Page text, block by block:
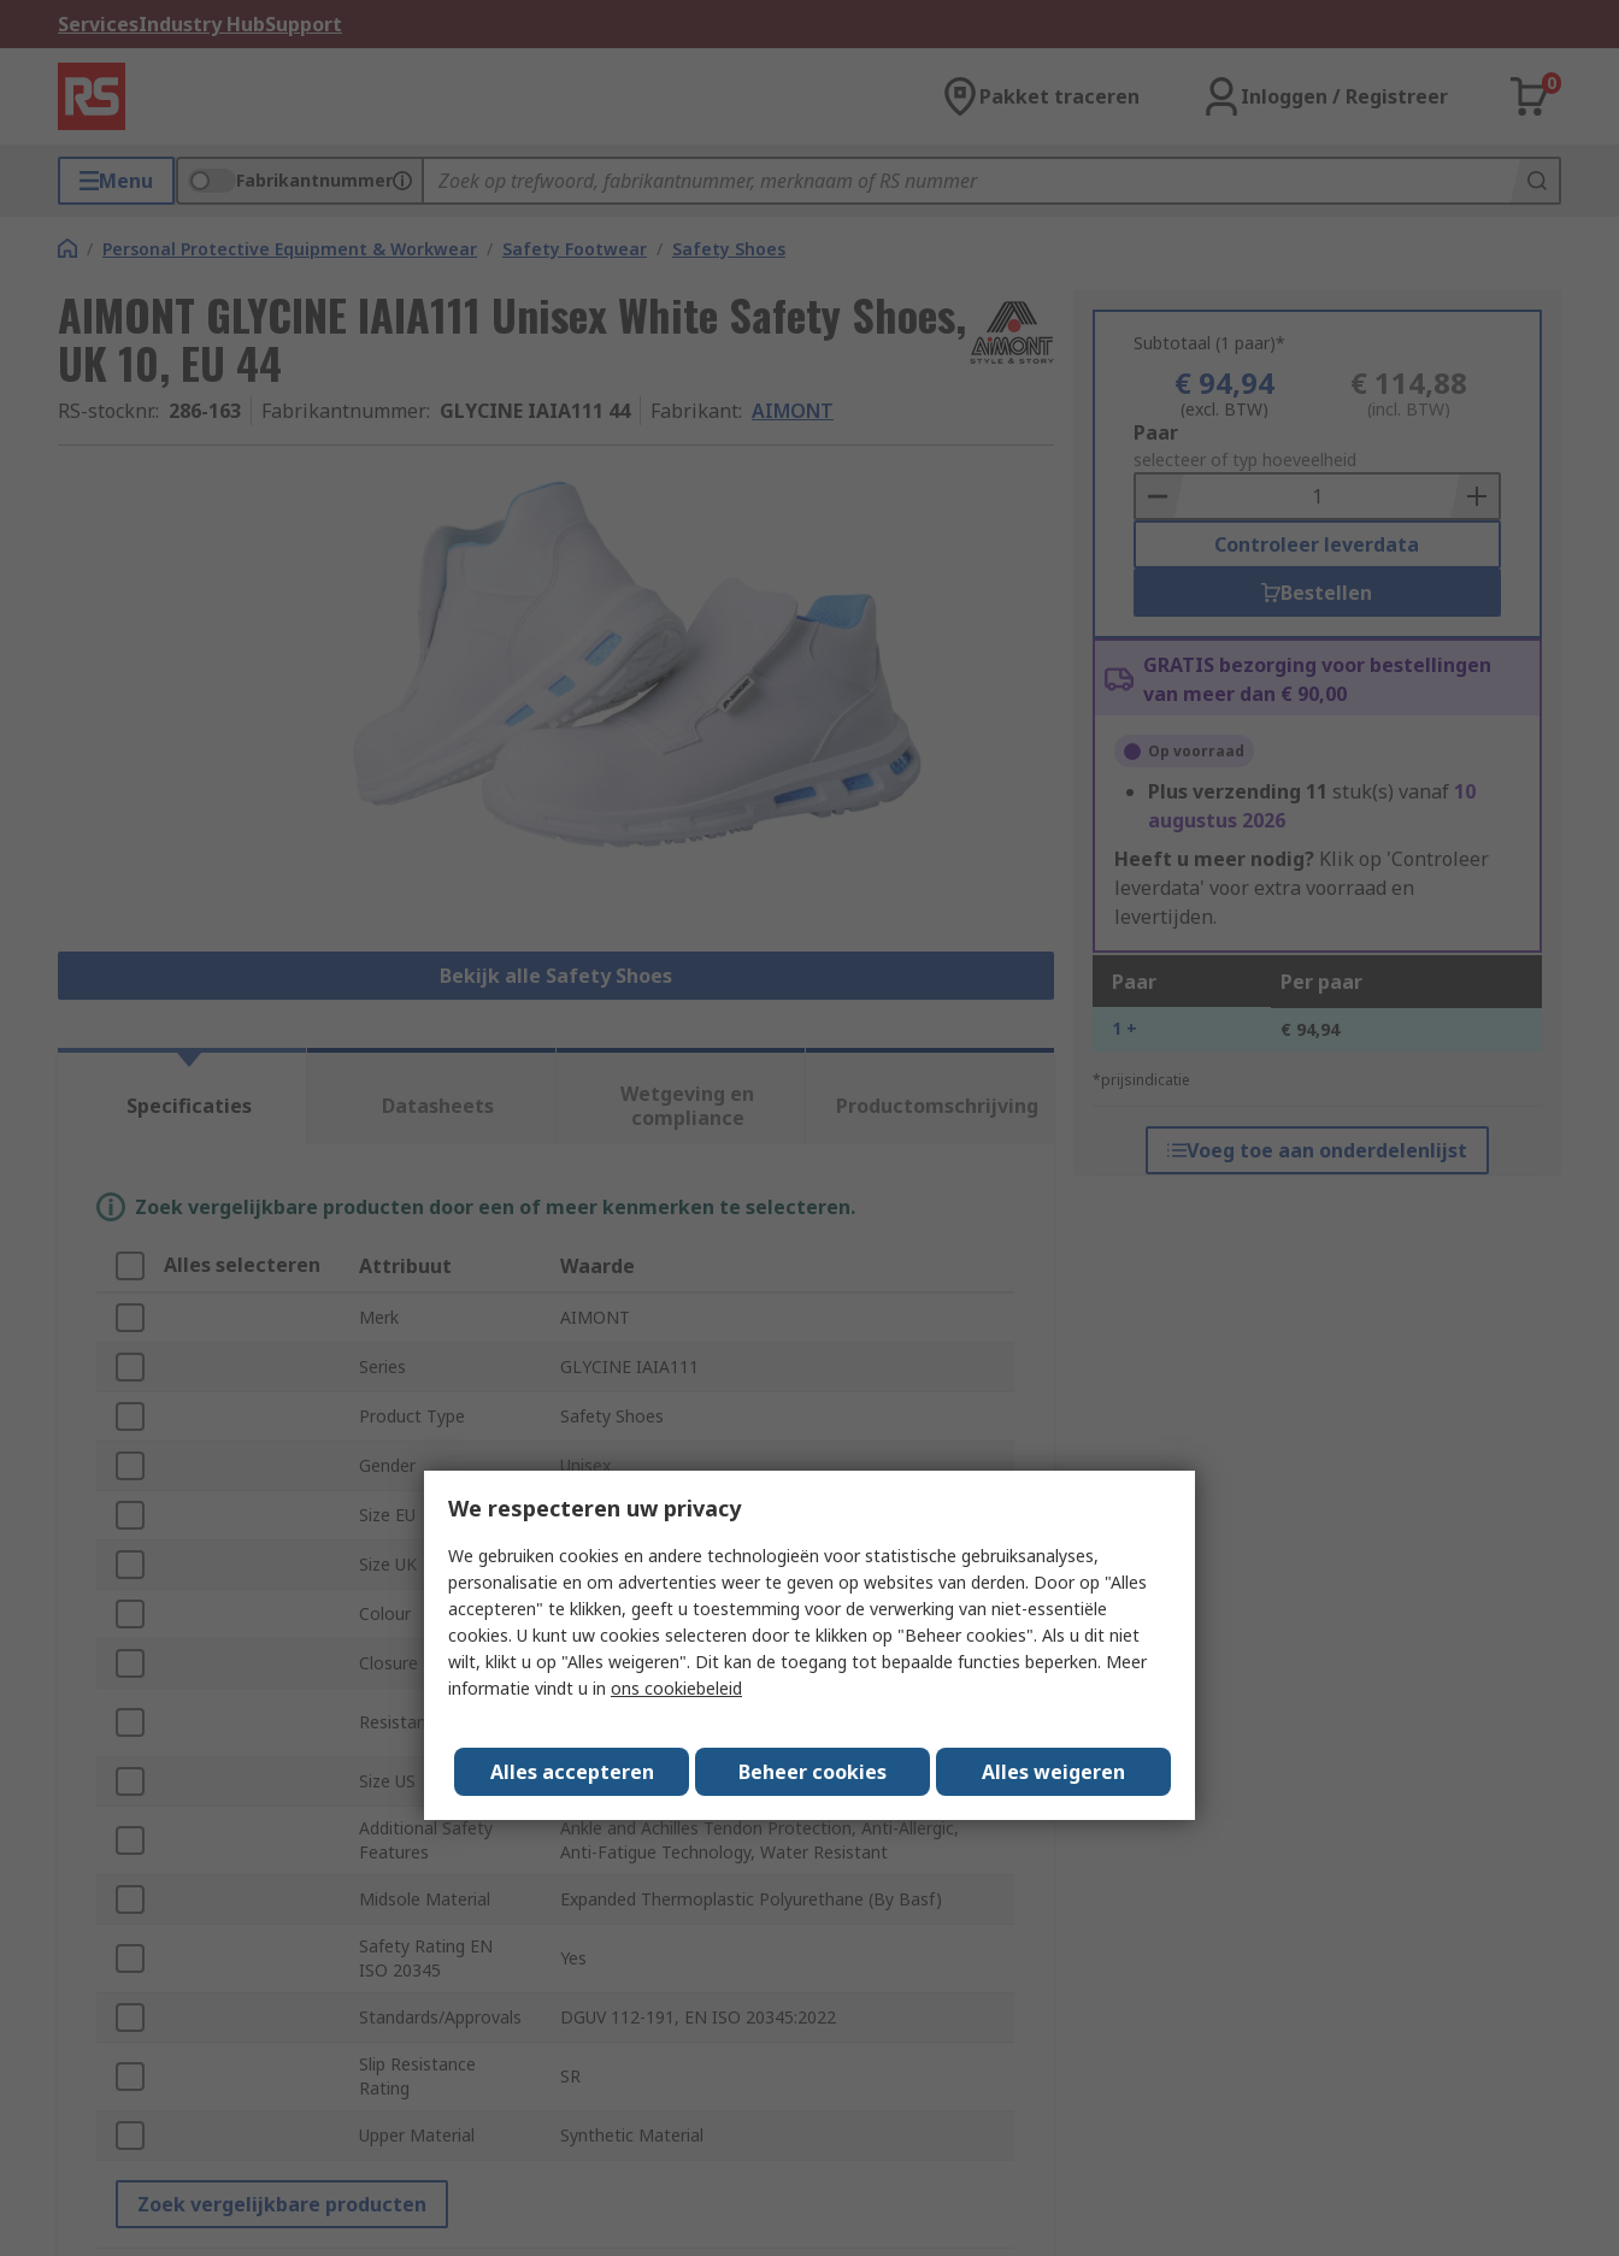
ServicesIndustry HubSupport
Pakket traceren Inloggen / Registreer
0
Menu Fabrikantnummer
/ Personal Protective Equipment & Workwear / Safety Footwear / Safety Shoes
AIMONT GLYCINE IAIA111 Unisex White Safety Shoes,
UK 10, EU 44
RS-stocknr.: 286-163 Fabrikantnummer: GLYCINE IAIA111 44 Fabrikant: AIMONT
Bekijk alle Safety Shoes
Subtotaal (1 paar)*
€ 94,94
(excl. BTW)
€ 114,88
(incl. BTW)
Add
to
Basket
Paar
selecteer of typ hoeveelheid
Controleer leverdata
Bestellen
GRATIS bezorging voor bestellingen
van meer dan € 90,00
Op voorraad
Plus verzending 11 stuk(s) vanaf 10
augustus 2026
Heeft u meer nodig? Klik op 'Controleer
leverdata' voor extra voorraad en
levertijden.
Paar Per paar
1 + € 94,94
*prijsindicatie
Voeg toe aan onderdelenlijst
Specificaties Datasheets
Wetgeving en
compliance
Productomschrijving
Zoek vergelijkbare producten door een of meer kenmerken te selecteren.
Alles selecteren Attribuut Waarde
Merk AIMONT
Series GLYCINE IAIA111
Product Type Safety Shoes
Gender Unisex
Size EU 44
Size UK 10
Colour White
Closure Type Elastic Band
Resistance Features
Size US 11
Additional Safety
Features
Ankle and Achilles Tendon Protection, Anti-Allergic,
Anti-Fatigue Technology, Water Resistant
Midsole Material Expanded Thermoplastic Polyurethane (By Basf)
Safety Rating EN
ISO 20345
Yes
Standards/Approvals DGUV 112-191, EN ISO 20345:2022
Slip Resistance
Rating
SR
Upper Material Synthetic Material
Zoek vergelijkbare producten
We respecteren uw privacy
We gebruiken cookies en andere technologieën voor statistische gebruiksanalyses,
personalisatie en om advertenties weer te geven op websites van derden. Door op "Alles
accepteren" te klikken, geeft u toestemming voor de verwerking van niet-essentiële
cookies. U kunt uw cookies selecteren door te klikken op "Beheer cookies". Als u dit niet
wilt, klikt u op "Alles weigeren". Dit kan de toegang tot bepaalde functies beperken. Meer
informatie vindt u in ons cookiebeleid
Alles accepteren Beheer cookies Alles weigeren